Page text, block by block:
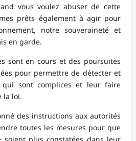
vous voulez abuser de cette
prêts également à agir pour
notre souveraineté et
en garde.
sont en cours et des poursuites
pour permettre de détecter et
qui sont complices et leur faire
la loi.
des instructions aux autorités
toutes les mesures pour que
plus constatées dans leur